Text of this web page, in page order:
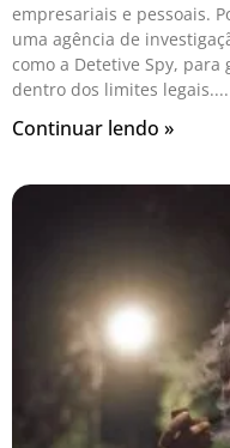
empresariais e pessoais.
uma agência de
como a Detetive Spy,
dentro dos limites legais.
Continuar lendo »